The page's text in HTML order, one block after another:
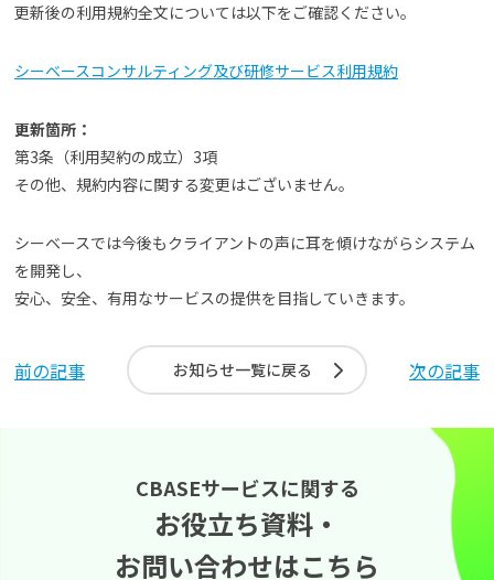
お知らせ
会社情報
よくある質問
更新後の利用規約全文については以下をご確認ください。
シーベースコンサルティング及び研修サービス利用規約
更新箇所：
第3条（利用契約の成立）3項
その他、規約内容に関する変更はございません。
シーベースでは今後もクライアントの声に耳を傾けながらシステム
を開発し、
安心、安全、有用なサービスの提供を目指していきます。
前の記事 お知らせ一覧に戻る 次の記事
CBASEサービスに関する
お役立ち資料・
お問い合わせはこちら